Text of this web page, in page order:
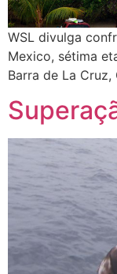
WSL divulga
Mexico, sétima
Barra de La Cruz,